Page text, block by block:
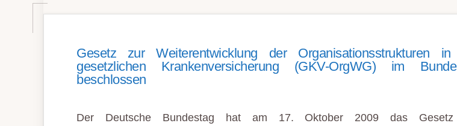
Gesetz zur Weiterentwicklung der Organisationsstrukturen
gesetzlichen Krankenversicherung (GKV-OrgWG) im
beschlossen
Der Deutsche Bundestag hat am 17. Oktober 2009 das